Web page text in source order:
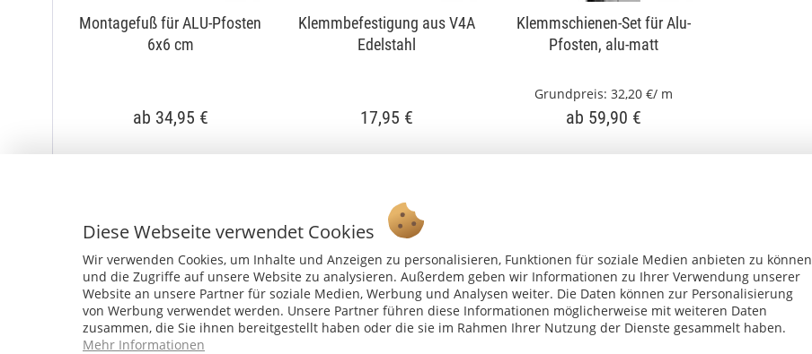
Montagefuß für ALU-Pfosten
6x6 cm
ab 34,95 €
Klemmbefestigung aus V4A
Edelstahl
17,95 €
Klemmschienen-Set für Alu-
Pfosten, alu-matt
Grundpreis: 32,20 €/ m
ab 59,90 €
Ab 75 € versandkostenfrei *
Diese Webseite verwendet Cookies
Wir verwenden Cookies, um Inhalte und Anzeigen zu personalisieren, Funktionen für soziale Medien anbieten zu können
und die Zugriffe auf unsere Website zu analysieren. Außerdem geben wir Informationen zu Ihrer Verwendung unserer
Website an unsere Partner für soziale Medien, Werbung und Analysen weiter. Die Daten können zur Personalisierung
von Werbung verwendet werden. Unsere Partner führen diese Informationen möglicherweise mit weiteren Daten
zusammen, die Sie ihnen bereitgestellt haben oder die sie im Rahmen Ihrer Nutzung der Dienste gesammelt haben.
Mehr Informationen